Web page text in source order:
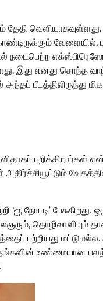
ம் தேதி
வேளையில்,
எக்ஸ்பிரெஸோ
இது எனது சொந்த
பீடத்திலிருந்து
பறிக்கிறார்கள்
பேசுகிறது.
தொழிலாளியும்
பற்றியது மட்டுமல்ல.
தங்களின் உண்மையான